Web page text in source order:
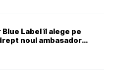
Label îl alege pe
noul ambasador